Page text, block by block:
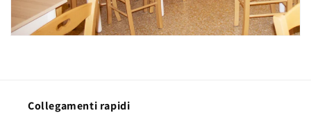
Collegamenti rapidi